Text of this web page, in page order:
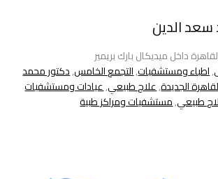
الدين
داخل ميديكال بارك بريمير
,اطباء ومستشفيات,التجمع الخامس,دكتور محمد
الجديدة,علاج طبيعي,عيادات ومستشفيات
طبيعي,مستشفيات ومراكز طبية